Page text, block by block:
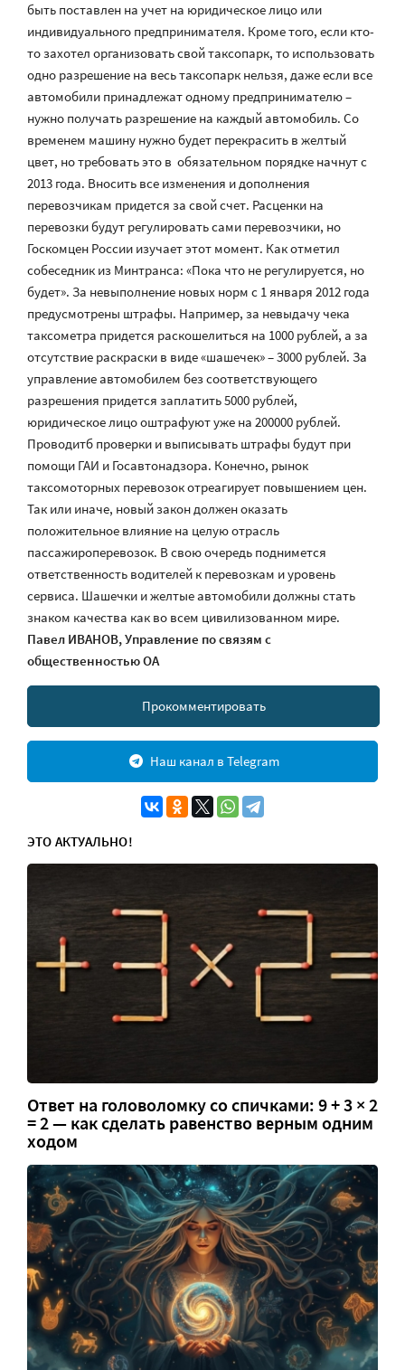
быть поставлен на учет на юридическое лицо или
индивидуального предпринимателя. Кроме того, если кто-
то захотел организовать свой таксопарк, то использовать
одно разрешение на весь таксопарк нельзя, даже если все
автомобили принадлежат одному предпринимателю –
нужно получать разрешение на каждый автомобиль. Со
временем машину нужно будет перекрасить в желтый
цвет, но требовать это в обязательном порядке начнут с
2013 года. Вносить все изменения и дополнения
перевозчикам придется за свой счет. Расценки на
перевозки будут регулировать сами перевозчики, но
Госкомцен России изучает этот момент. Как отметил
собеседник из Минтранса: «Пока что не регулируется, но
будет». За невыполнение новых норм с 1 января 2012 года
предусмотрены штрафы. Например, за невыдачу чека
таксометра придется раскошелиться на 1000 рублей, а за
отсутствие раскраски в виде «шашечек» – 3000 рублей. За
управление автомобилем без соответствующего
разрешения придется заплатить 5000 рублей,
юридическое лицо оштрафуют уже на 200000 рублей.
Проводитб проверки и выписывать штрафы будут при
помощи ГАИ и Госавтонадзора. Конечно, рынок
таксомоторных перевозок отреагирует повышением цен.
Так или иначе, новый закон должен оказать
положительное влияние на целую отрасль
пассажироперевозок. В свою очередь поднимется
ответственность водителей к перевозкам и уровень
сервиса. Шашечки и желтые автомобили должны стать
знаком качества как во всем цивилизованном мире.
Павел ИВАНОВ,Управление по связям с
общественностью ОА
Прокомментировать
Наш канал в Telegram
ЭТО АКТУАЛЬНО!
Ответ на головоломку со спичками: 9 + 3 × 2
= 2 — как сделать равенство верным одним
ходом